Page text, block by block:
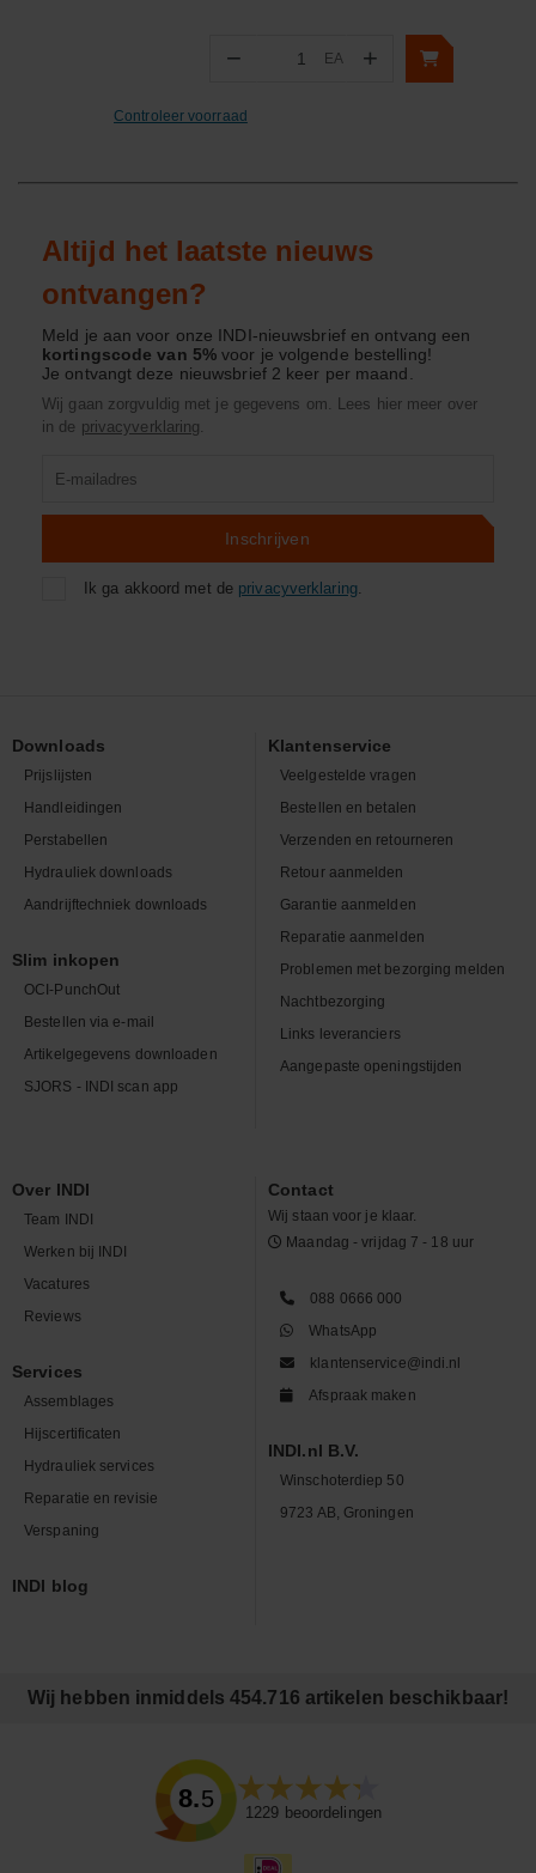
− Aantal
EA +
Controleer voorraad
Altijd het laatste nieuws
ontvangen?
Meld je aan voor onze INDI-nieuwsbrief en ontvang een
kortingscode van 5%voor je volgende bestelling!
Je ontvangt deze nieuwsbrief 2 keer per maand.
Wij gaan zorgvuldig met je gegevens om. Lees hier meer over
in de privacyverklaring.
Inschrijven
Ik ga akkoord met de privacyverklaring.
Downloads
Prijslijsten
Handleidingen
Perstabellen
Hydrauliek downloads
Aandrijftechniek downloads
Slim inkopen
OCI-PunchOut
Bestellen via e-mail
Artikelgegevens downloaden
SJORS - INDI scan app
Klantenservice
Veelgestelde vragen
Bestellen en betalen
Verzenden en retourneren
Retour aanmelden
Garantie aanmelden
Reparatie aanmelden
Problemen met bezorging melden
Nachtbezorging
Links leveranciers
Aangepaste openingstijden
Over INDI
Team INDI
Werken bij INDI
Vacatures
Reviews
Services
Assemblages
Hijscertificaten
Hydrauliek services
Reparatie en revisie
Verspaning
INDI blog
Contact
Wij staan voor je klaar.
Maandag - vrijdag 7 - 18 uur
088 0666 000
WhatsApp
klantenservice@indi.nl
Afspraak maken
INDI.nl B.V.
Winschoterdiep 50
9723 AB, Groningen
Wij hebben inmiddels 454.716 artikelen beschikbaar!
8.5
1229 beoordelingen